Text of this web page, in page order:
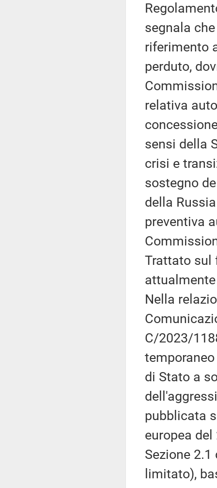
segnala
riferimento
perduto,
relativa
sensi della
crisi e
sostegno
della
preventiva
Trattato sul
Nella
C/2023/
di Stato a
pubblicata
europea
Sezione
limitato),